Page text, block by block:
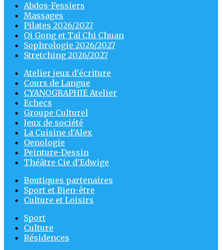
Abdos-Fessiers
Massages
Pilates 2026/2027
Qi Gong et Taï Chi Chuan
Sophrologie 2026/2027
Stretching 2026/2027
Atelier jeux d'écriture
Cours de Langue
CYANOGRAPHIE Atelier
Echecs
Groupe Culturel
Jeux de société
La Cuisine d'Alex
Oenologie
Peinture-Dessin
Théâtre Cie d'Edwige
Boutiques partenaires
Sport et Bien-être
Culture et Loisirs
Sport
Culture
Résidences